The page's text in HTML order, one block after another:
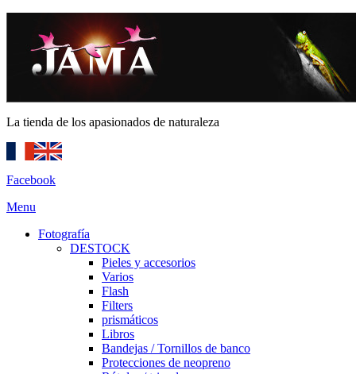
La tienda de los apasionados de naturaleza
Facebook
Menu
Fotografía
DESTOCK
Pieles y accesorios
Varios
Flash
Filters
prismáticos
Libros
Bandejas / Tornillos de banco
Protecciones de neopreno